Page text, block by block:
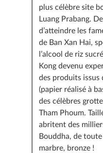
plus célèbre site
Luang Prabang.
d’atteindre les
de Ban Xan Hai,
l’alcool de riz
Kong devenu
des produits issus
(papier réalisé à
des célèbres
Tham Phoum.
abritent des
Bouddha, de
marbre, bronze !